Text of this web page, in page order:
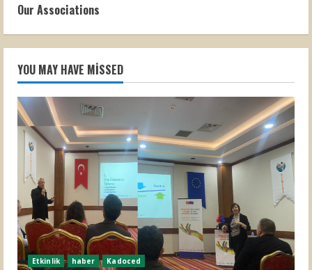
Our Associations
YOU MAY HAVE MISSED
Etkinlik haber Kadoced